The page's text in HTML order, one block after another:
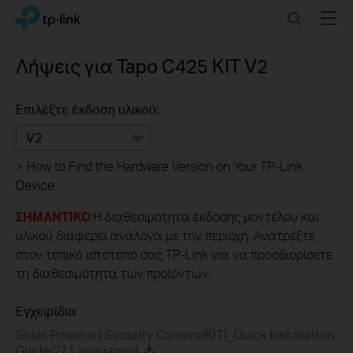
Click
navigation
TP-Link, Reliably Smart SearchMenu
Λήψεις γιαTapo C425 KITV2
Επιλέξτε έκδοση υλικού:
V2
> How to Find the Hardware Version on Your TP-Link
Device
ΣΗΜΑΝΤΙΚΟ:Η διαθεσιμότητα έκδοσης μοντέλου και
υλικού διαφέρει ανάλογα με την περιοχή. Ανατρέξτε
στον τοπικό ιστότοπό σας TP-Link για να προσδιορίσετε
τη διαθεσιμότητα των προϊόντων.
Εγχειρίδια
Solar-Powered Security Camera(KIT)_Quick Installation